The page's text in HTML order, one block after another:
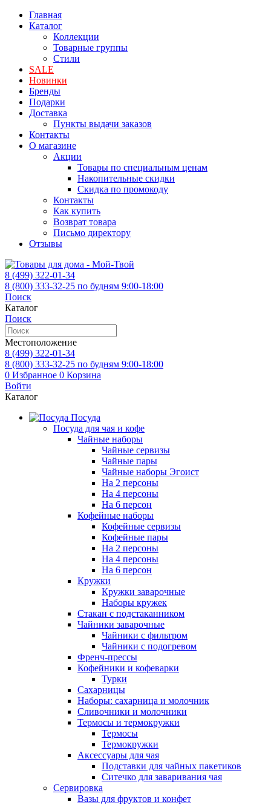
Главная
Каталог
Коллекции
Товарные группы
Стили
SALE
Новинки
Бренды
Подарки
Доставка
Пункты выдачи заказов
Контакты
О магазине
Акции
Товары по специальным ценам
Накопительные скидки
Скидка по промокоду
Контакты
Как купить
Возврат товара
Письмо директору
Отзывы
8 (499) 322-01-34
8 (800) 333-32-25 по будням 9:00-18:00
Поиск
Каталог
Поиск
Местоположение
8 (499) 322-01-34
8 (800) 333-32-25 по будням 9:00-18:00
0 Избранное 0 Корзина
Войти
Каталог
Посуда
Посуда для чая и кофе
Чайные наборы
Чайные сервизы
Чайные пары
Чайные наборы Эгоист
На 2 персоны
На 4 персоны
На 6 персон
Кофейные наборы
Кофейные сервизы
Кофейные пары
На 2 персоны
На 4 персоны
На 6 персон
Кружки
Кружки заварочные
Наборы кружек
Стакан с подстаканником
Чайники заварочные
Чайники с фильтром
Чайники с подогревом
Френч-прессы
Кофейники и кофеварки
Турки
Сахарницы
Наборы: сахарница и молочник
Сливочники и молочники
Термосы и термокружки
Термосы
Термокружки
Аксессуары для чая
Подставки для чайных пакетиков
Ситечко для заваривания чая
Сервировка
Вазы для фруктов и конфет